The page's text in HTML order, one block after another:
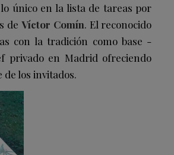
único en la lista de tareas por
de Víctor Comín. El reconocido
con la tradición como base -
privado en Madrid ofreciendo
los invitados.